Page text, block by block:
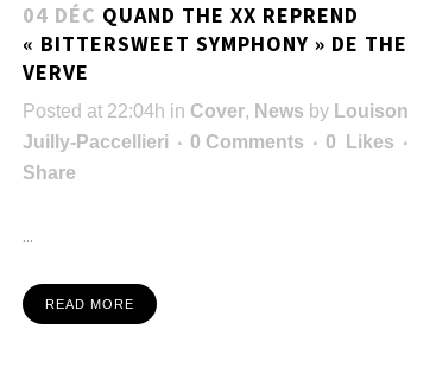
04 DÉC QUAND THE XX REPREND
« BITTERSWEET SYMPHONY » DE THE
VERVE
Posted at 22:04h in Cover, News by Louison
Juilly-Paccellieri
0 Comments 0
Likes
Share
...
READ MORE